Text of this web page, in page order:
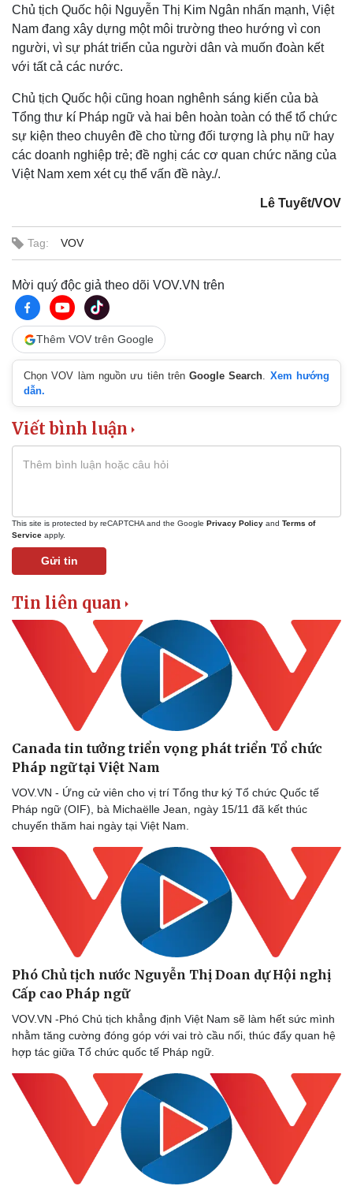
Kinh tế
Bất động sản
Khởi nghiệp
Thị trường
Giá vàng
Tiêu dùng
Tỷ giá
Pháp luật
Tư vấn luật
Quân sự - Quốc phòng
Vũ khí
Phân tích
Chủ tịch Quốc hội Nguyễn Thị Kim Ngân nhấn mạnh, Việt
Nam đang xây dựng một môi trường theo hướng vì con
người, vì sự phát triển của người dân và muốn đoàn kết
với tất cả các nước.
Chủ tịch Quốc hội cũng hoan nghênh sáng kiến của bà
Tổng thư kí Pháp ngữ và hai bên hoàn toàn có thể tổ chức
sự kiện theo chuyên đề cho từng đối tượng là phụ nữ hay
các doanh nghiệp trẻ; đề nghị các cơ quan chức năng của
Việt Nam xem xét cụ thể vấn đề này./.
Lê Tuyết/VOV
Tag: VOV
Mời quý độc giả theo dõi VOV.VN trên
Thêm VOV trên Google
Chọn VOV làm nguồn ưu tiên trênGoogle Search. Xem hướng
dẫn.
Viết bình luận
This site is protected by reCAPTCHA and the Google Privacy Policy and Terms of
Service apply.
Gửi tin
Tin liên quan
Canada tin tưởng triển vọng phát triển Tổ chức
Pháp ngữ tại Việt Nam
VOV.VN - Ứng cử viên cho vị trí Tổng thư ký Tổ chức Quốc tế
Pháp ngữ (OIF), bà Michaëlle Jean, ngày 15/11 đã kết thúc
chuyến thăm hai ngày tại Việt Nam.
Phó Chủ tịch nước Nguyễn Thị Doan dự Hội nghị
Cấp cao Pháp ngữ
VOV.VN -Phó Chủ tịch khẳng định Việt Nam sẽ làm hết sức mình
nhằm tăng cường đóng góp với vai trò cầu nối, thúc đẩy quan hệ
hợp tác giữa Tổ chức quốc tế Pháp ngữ.